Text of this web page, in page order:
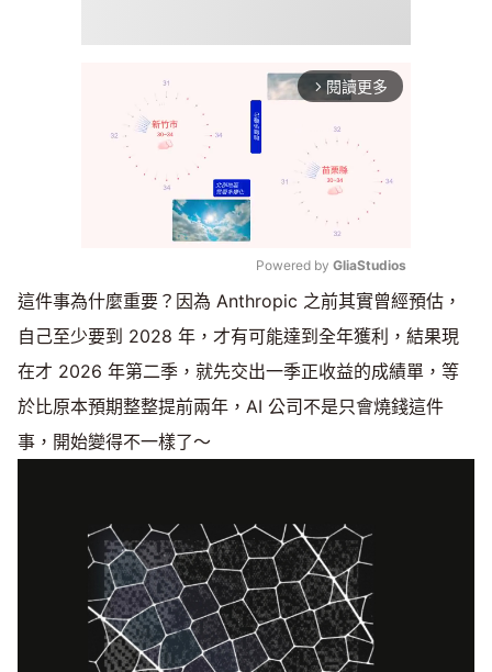
arrow_forward_ios 閱讀更多
Mute
Powered by GliaStudios
這件事為什麼重要？因為 Anthropic 之前其實曾經預估，
自己至少要到 2028 年，才有可能達到全年獲利，結果現
在才 2026 年第二季，就先交出一季正收益的成績單，等
於比原本預期整整提前兩年，AI 公司不是只會燒錢這件
事，開始變得不一樣了～